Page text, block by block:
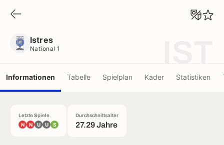
Istres
National 1
Informationen Tabelle Spielplan Kader Statistiken
Letzte Spiele
N N U U S
Durchschnittsalter
27.29 Jahre